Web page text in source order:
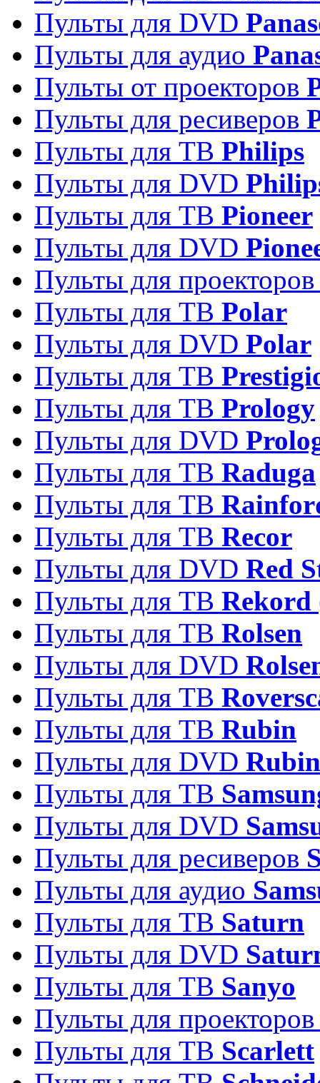
Пульты для DVD
Пульты для аудио
Пульты от проекторов
Пульты для ресиверов
Пульты для ТВ Philips
Пульты для DVD
Пульты для ТВ Pioneer
Пульты для DVD
Пульты для
Пульты для ТВ Polar
Пульты для DVD Polar
Пульты для ТВ
Пульты для ТВ Prology
Пульты для DVD
Пульты для ТВ Raduga
Пульты для ТВ
Пульты для ТВ Recor
Пульты для DVD Red
Пульты для ТВ Rekord
Пульты для ТВ Rolsen
Пульты для DVD
Пульты для ТВ
Пульты для ТВ Rubin
Пульты для DVD Rubin
Пульты для ТВ
Пульты для DVD
Пульты для ресиверов
Пульты для аудио
Пульты для ТВ Saturn
Пульты для DVD
Пульты для ТВ Sanyo
Пульты для
Пульты для ТВ Scarlett